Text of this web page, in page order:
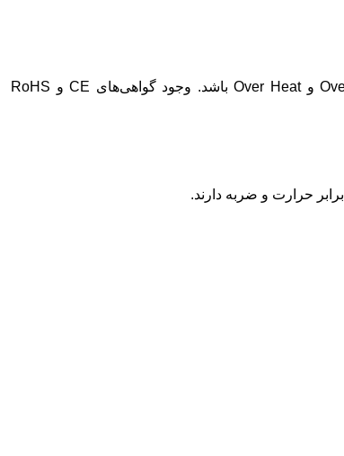
شارژر باید مجهز به سیستم‌های حفاظتی در برابر Over Current، Over Voltage، Short Circuit و Over Heat باشد. وجود گواهی‌های CE و RoHS
حرارت و ضربه دارند.